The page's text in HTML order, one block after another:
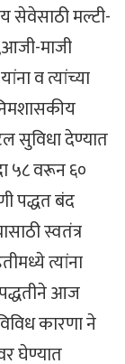
सेवेसाठी मल्टी-
माजी
व त्यांच्या
सुविधा देण्यात
५८ वरून ६०
पद्धत बंद
स्वतंत्र
त्यांना
आज
कारणा ने
घेण्यात